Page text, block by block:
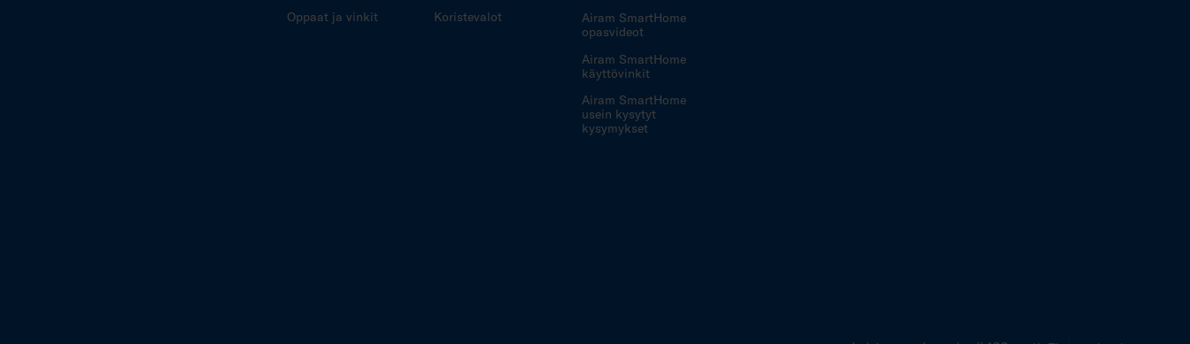
Oppaat ja vinkit
Koristevalot
Airam SmartHome
opasvideot
Airam SmartHome
käyttövinkit
Airam SmartHome
usein kysytyt
kysymykset